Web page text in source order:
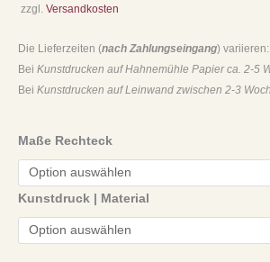
zzgl. Versandkosten
Die Lieferzeiten (nach Zahlungseingang) variieren:
Bei Kunstdrucken auf Hahnemühle Papier ca. 2-5
Bei Kunstdrucken auf Leinwand zwischen 2-3
Maße Rechteck
Kunstdruck | Material